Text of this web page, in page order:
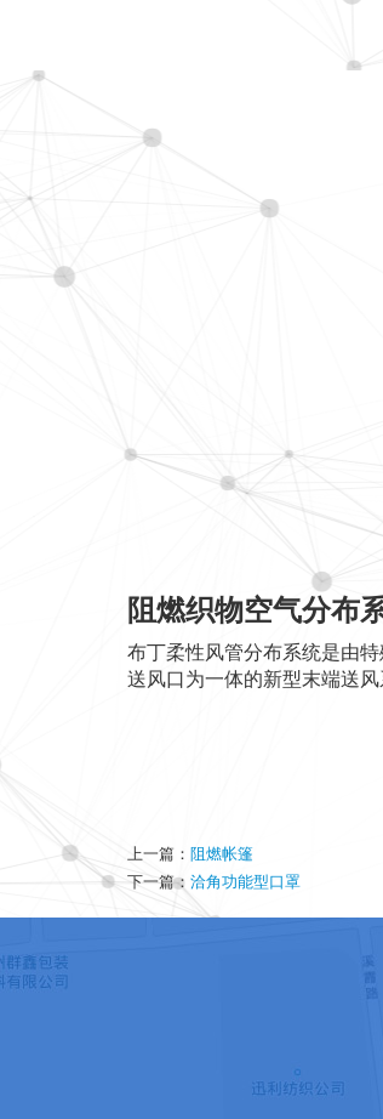
阻燃织物空气分布
布丁柔性风管分布系统是由
送风口为一体的新型末端送
上一篇： 阻燃帐篷
下一篇： 洽角功能型口罩